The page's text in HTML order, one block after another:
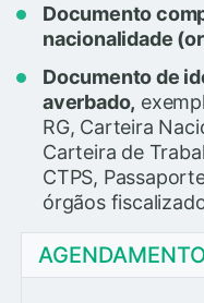
Documento
nacionalidade
Documento de
averbado,
RG, Carteira
Carteira de
CTPS,
órgãos